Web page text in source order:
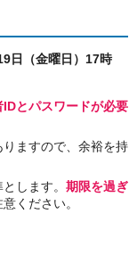
日（金曜日）17時
とパスワードが必要
ますので、余裕を持
します。 期限を過ぎ
ください。